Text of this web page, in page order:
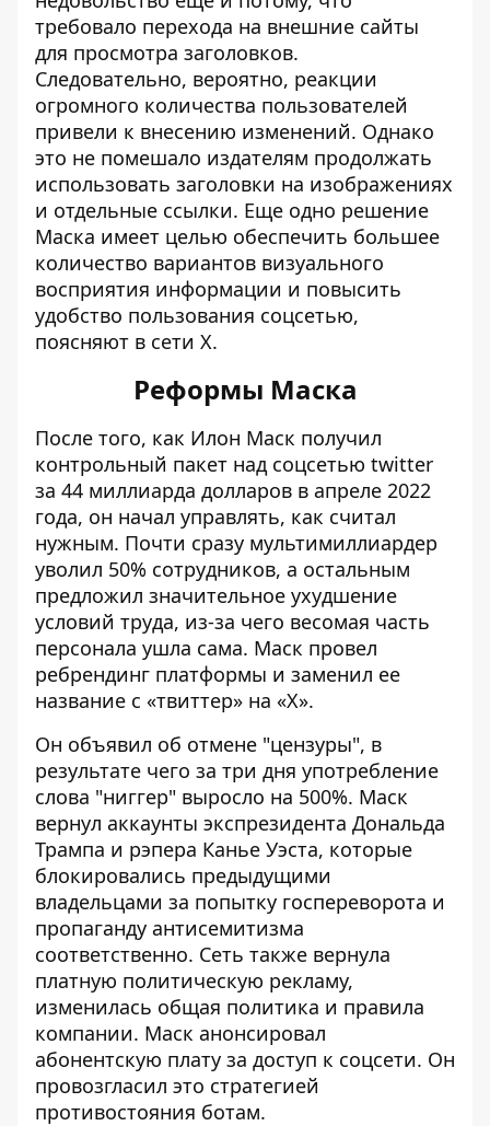
требовало перехода на внешние сайты
для просмотра заголовков.
Следовательно, вероятно, реакции
огромного количества пользователей
привели к внесению изменений. Однако
это не помешало издателям продолжать
использовать заголовки на изображениях
и отдельные ссылки. Еще одно решение
Маска имеет целью обеспечить большее
количество вариантов визуального
восприятия информации и повысить
удобство пользования соцсетью,
поясняют в сети Х.
Реформы Маска
После того, как Илон Маск получил
контрольный пакет над соцсетью twitter
за 44 миллиарда долларов в апреле 2022
года, он начал управлять, как считал
нужным. Почти сразу мультимиллиардер
уволил 50% сотрудников, а остальным
предложил значительное ухудшение
условий труда, из-за чего весомая часть
персонала ушла сама. Маск провел
ребрендинг платформы и заменил ее
название с «твиттер» на «X».
Он объявил об отмене "цензуры", в
результате чего за три дня употребление
слова "ниггер" выросло на 500%. Маск
вернул аккаунты экспрезидента Дональда
Трампа и рэпера Канье Уэста, которые
блокировались предыдущими
владельцами за попытку госпереворота и
пропаганду антисемитизма
соответственно. Сеть также вернула
платную политическую рекламу,
изменилась общая политика и правила
компании. Маск анонсировал
абонентскую плату за доступ к соцсети. Он
провозгласил это стратегией
противостояния ботам.